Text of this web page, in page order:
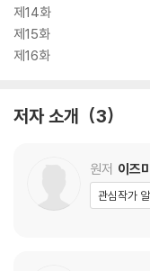
제14화
제15화
제16화
저자 소개 3
원저 이즈
관심작가